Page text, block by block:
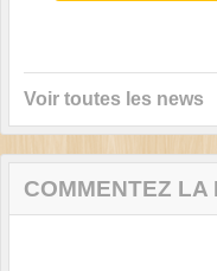
Voir toutes les news
COMMENTEZ LA